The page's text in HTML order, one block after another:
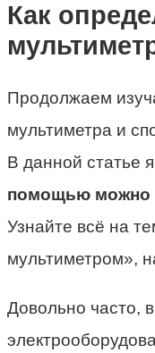
Как
Продолжаем
мультиметра и
В данной статье
помощью можно
Узнайте всё на
мультиметром»,
Довольно часто,